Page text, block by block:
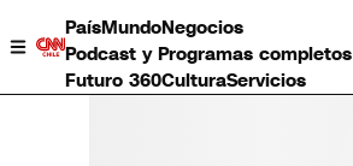
PaísMundoNegocios
Podcast y Programas completos
Futuro 360CulturaServicios